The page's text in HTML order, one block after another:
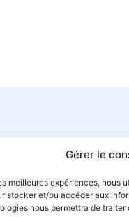
Gérer le
meilleures expériences, nous
stocker et/ou accéder aux
nous permettra de